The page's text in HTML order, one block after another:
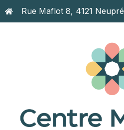
Rue Maflot 8, 4121 Neupré